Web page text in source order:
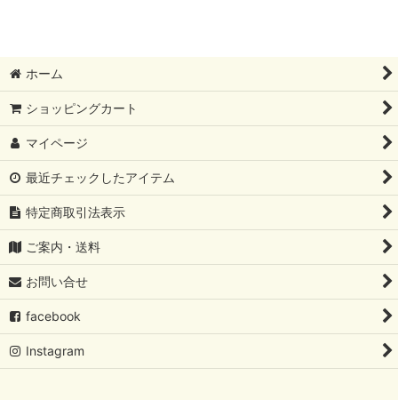
ホーム
ショッピングカート
マイページ
最近チェックしたアイテム
特定商取引法表示
ご案内・送料
お問い合せ
facebook
Instagram